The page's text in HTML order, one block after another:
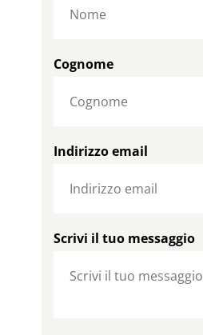
Cognome
Indirizzo email
Scrivi il tuo messaggio